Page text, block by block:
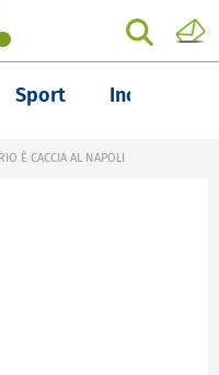
Sport Inchieste
È CACCIA AL NAPOLI